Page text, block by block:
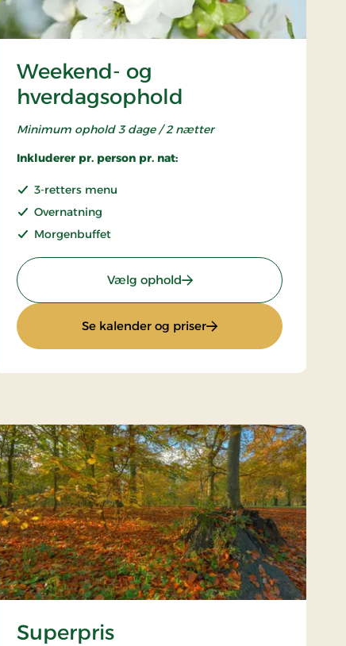
Weekend- og
hverdagsophold
Minimum ophold 3 dage / 2 nætter
Inkluderer pr. person pr. nat:
3-retters menu
Overnatning
Morgenbuffet
Vælg ophold: Weekend- og
Se kalender og priser: Weekend- og
Superpris